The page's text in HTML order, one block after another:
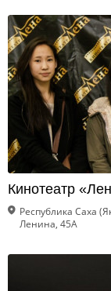
Кинотеатр
Республика Саха
Ленина, 45А